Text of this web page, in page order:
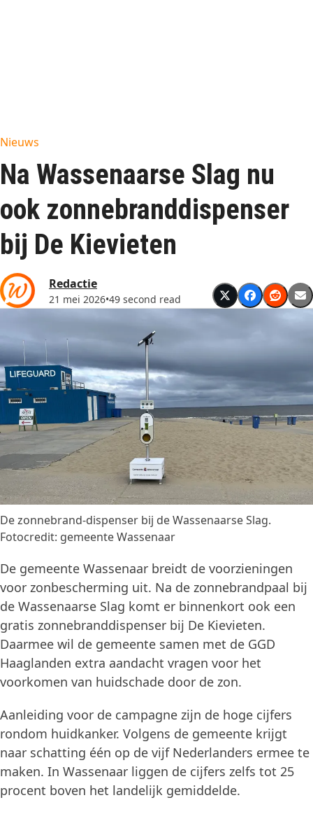
Nieuws
Na Wassenaarse Slag nu
ook zonnebranddispenser
bij De Kievieten
Redactie
21 mei 2026•49 second read
De zonnebrand-dispenser bij de Wassenaarse Slag.
Fotocredit: gemeente Wassenaar
De gemeente Wassenaar breidt de voorzieningen
voor zonbescherming uit. Na de zonnebrandpaal bij
de Wassenaarse Slag komt er binnenkort ook een
gratis zonnebranddispenser bij De Kievieten.
Daarmee wil de gemeente samen met de GGD
Haaglanden extra aandacht vragen voor het
voorkomen van huidschade door de zon.
Aanleiding voor de campagne zijn de hoge cijfers
rondom huidkanker. Volgens de gemeente krijgt
naar schatting één op de vijf Nederlanders ermee te
maken. In Wassenaar liggen de cijfers zelfs tot 25
procent boven het landelijk gemiddelde.